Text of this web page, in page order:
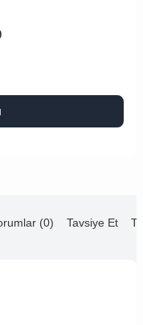
(0) Tavsiye Et